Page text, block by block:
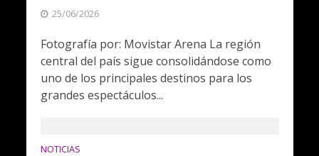
25/06/2026
Fotografía por: Movistar Arena La región
central del país sigue consolidándose como
uno de los principales destinos para los
grandes espectáculos...
NOTICIAS